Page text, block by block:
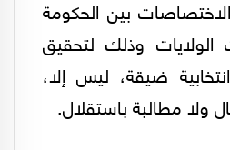
بين الحكومة
الولايات وذلك لتحقيق
ضيقة، ليس إلا،
ولا مطالبة باستقلال.